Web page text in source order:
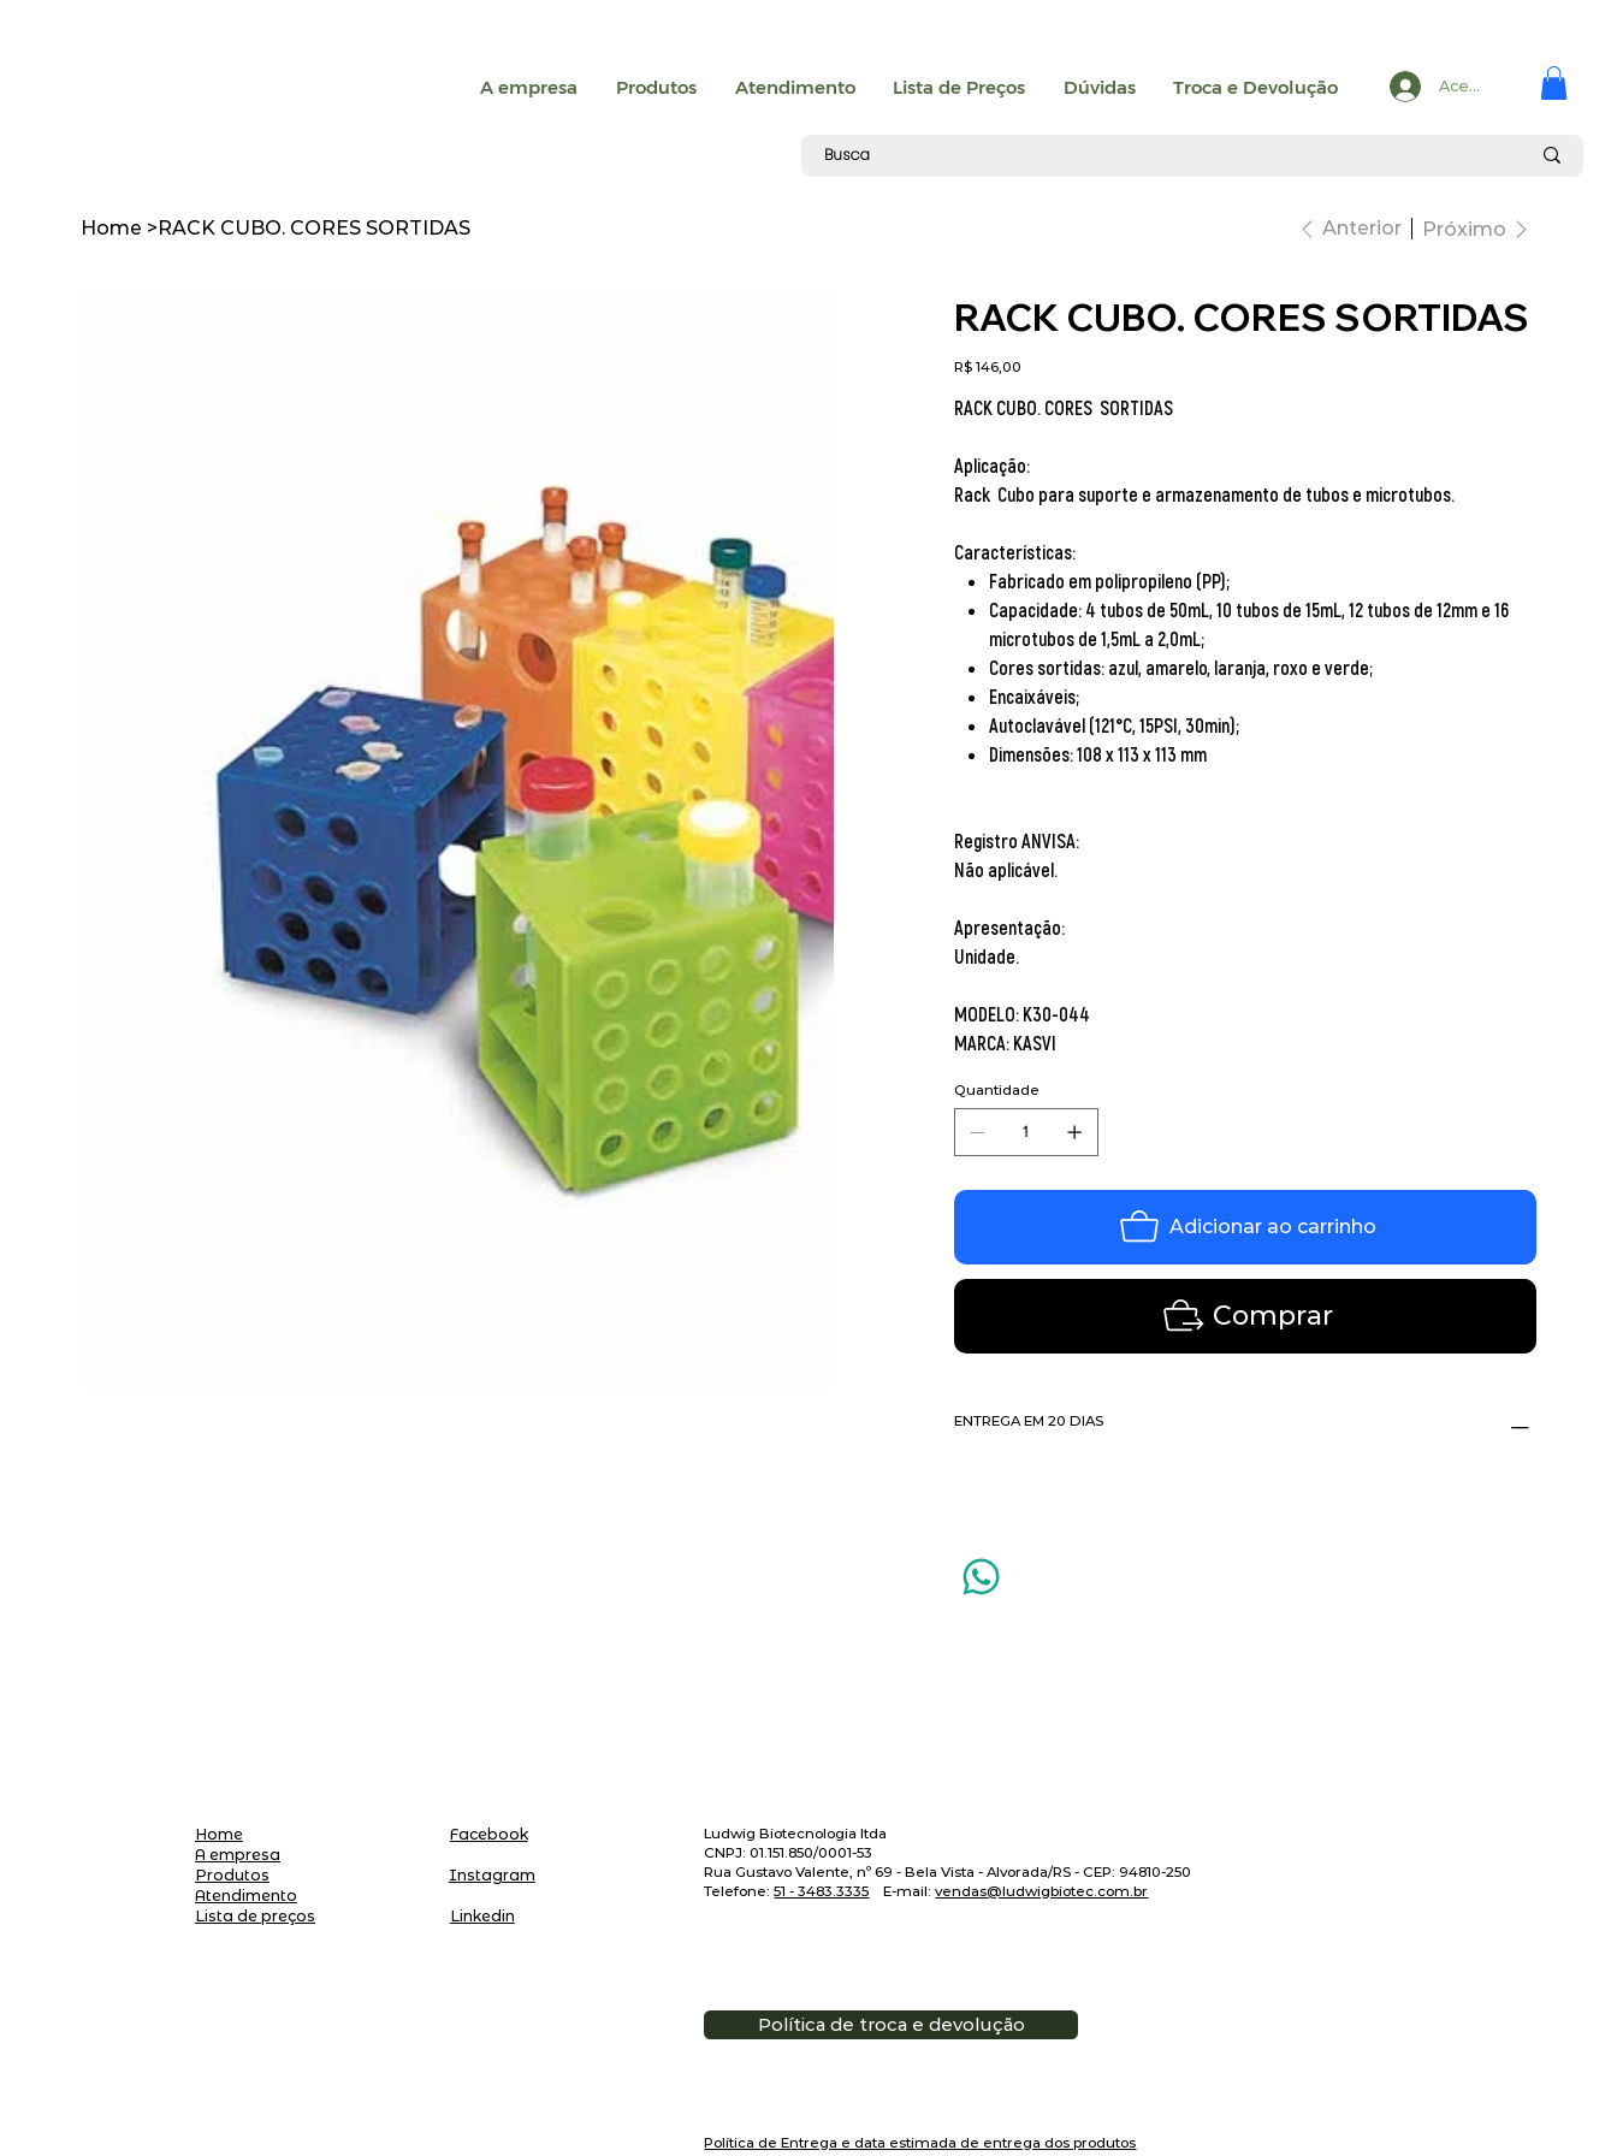
A empresa Produtos Atendimento Lista de Preços Dúvidas Troca e Devolução Acesse
Home >RACK CUBO. CORES SORTIDAS Anterior Próximo
RACK CUBO. CORES SORTIDAS
Preço
R$ 146,00
RACK CUBO. CORES SORTIDAS
Aplicação:
Rack Cubo para suporte e armazenamento de tubos e microtubos.
Características:
Fabricado em polipropileno (PP);
Capacidade: 4 tubos de 50mL, 10 tubos de 15mL, 12 tubos de 12mm e 16
microtubos de 1,5mL a 2,0mL;
Cores sortidas: azul, amarelo, laranja, roxo e verde;
Encaixáveis;
Autoclavável (121°C, 15PSI, 30min);
Dimensões: 108 x 113 x 113 mm
Registro ANVISA:
Não aplicável.
Apresentação:
Unidade.
MODELO: K30-044
MARCA: KASVI
Quantidade
Adicionar ao carrinho
Comprar
ENTREGA EM 20 DIAS
Política de Entrega e data estimada de entrega dos produtos
Facebook
Ludwig Biotecnologia ltda
CNPJ: 01.151.850/0001-53
Rua Gustavo Valente, nº 69 - Bela Vista - Alvorada/RS - CEP: 94810-250
Telefone:51 - 3483.3335 E-mail:vendas@ludwigbiotec.com.br
Home
A empresa
Produtos
Atendimento
Lista de preços
Instagram
Linkedin
Política de troca e devolução